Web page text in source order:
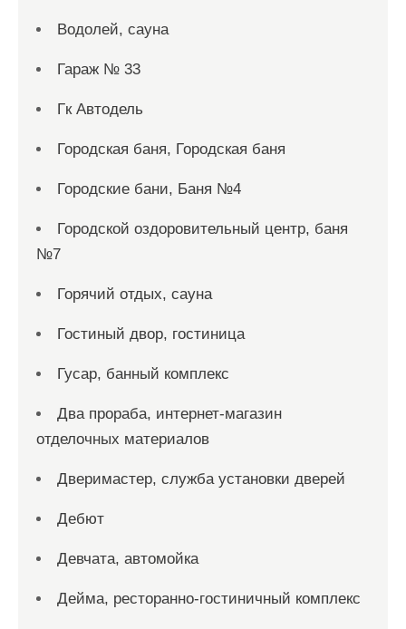
Водолей, сауна
Гараж № 33
Гк Автодель
Городская баня, Городская баня
Городские бани, Баня №4
Городской оздоровительный центр, баня
№7
Горячий отдых, сауна
Гостиный двор, гостиница
Гусар, банный комплекс
Два прораба, интернет-магазин
отделочных материалов
Дверимастер, служба установки дверей
Дебют
Девчата, автомойка
Дейма, ресторанно-гостиничный комплекс